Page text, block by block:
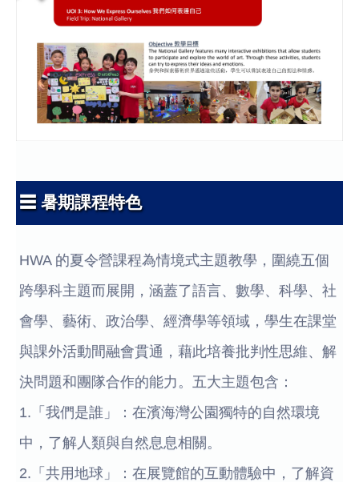
☰ 暑期課程特色
HWA 的夏令營課程為情境式主題教學，圍繞五個
跨學科主題而展開，涵蓋了語言、數學、科學、社
會學、藝術、政治學、經濟學等領域，學生在課堂
與課外活動間融會貫通，藉此培養批判性思維、解
決問題和團隊合作的能力。五大主題包含：
1.「我們是誰」：在濱海灣公園獨特的自然環境
中，了解人類與自然息息相關。
2.「共用地球」：在展覽館的互動體驗中，了解資